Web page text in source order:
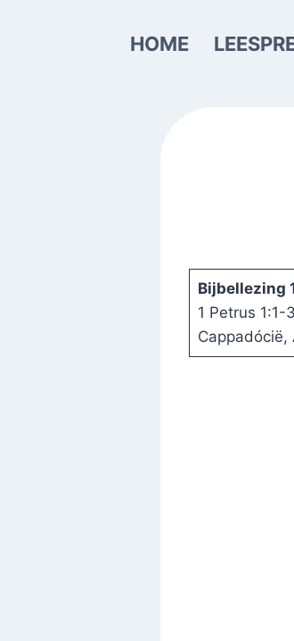
HOME
Bijbellezing
1 Petrus
Cappadócië,